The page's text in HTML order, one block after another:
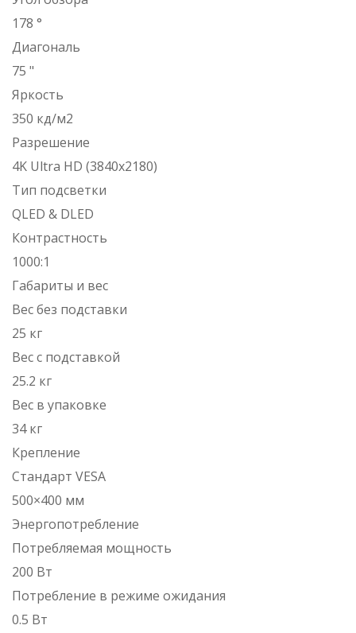
178 °
Диагональ
75 "
Яркость
350 кд/м2
Разрешение
4K Ultra HD (3840x2180)
Тип подсветки
QLED & DLED
Контрастность
1000:1
Габариты и вес
Вес без подставки
25 кг
Вес с подставкой
25.2 кг
Вес в упаковке
34 кг
Крепление
Стандарт VESA
500×400 мм
Энергопотребление
Потребляемая мощность
200 Вт
Потребление в режиме ожидания
0.5 Вт